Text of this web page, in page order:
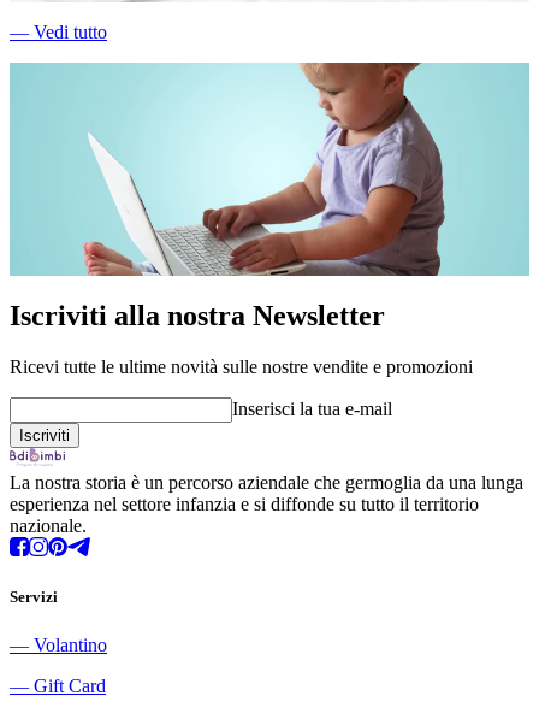
― Vedi tutto
Iscriviti alla nostra Newsletter
Ricevi tutte le ultime novità sulle nostre vendite e promozioni
Inserisci la tua e-mail
La nostra storia è un percorso aziendale che germoglia da una lunga
esperienza nel settore infanzia e si diffonde su tutto il territorio
nazionale.
Servizi
― Volantino
― Gift Card